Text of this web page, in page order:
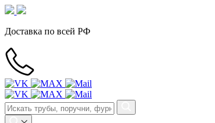
Доставка по всей РФ